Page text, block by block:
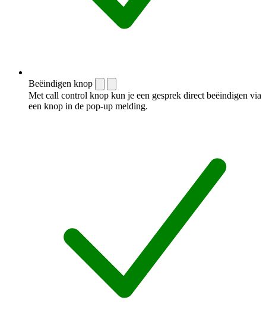
Beëindigen knop
Met call control knop kun je een gesprek direct beëindigen via
een knop in de pop-up melding.